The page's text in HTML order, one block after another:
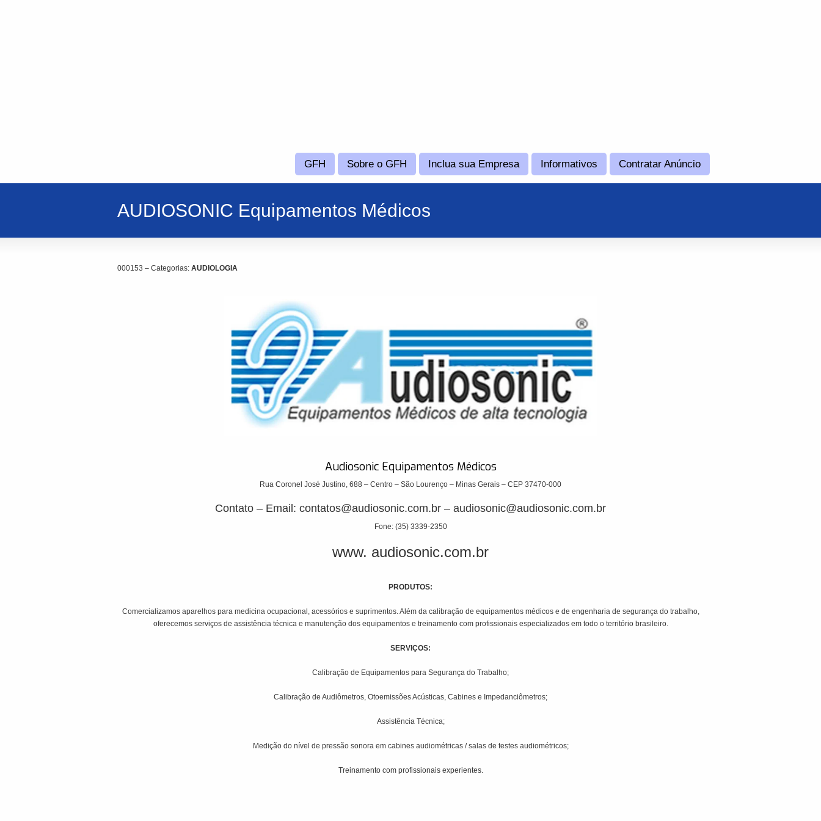
GFH Sobre o GFH Inclua sua Empresa Informativos Contratar Anúncio
AUDIOSONIC Equipamentos Médicos
000153 – Categorias: AUDIOLOGIA
Audiosonic Equipamentos Médicos
Rua Coronel José Justino, 688 – Centro – São Lourenço – Minas Gerais – CEP 37470-000
Contato – Email: contatos@audiosonic.com.br – audiosonic@audiosonic.com.br
Fone: (35) 3339-2350
www. audiosonic.com.br
PRODUTOS:
Comercializamos aparelhos para medicina ocupacional, acessórios e suprimentos. Além da calibração de equipamentos médicos e de engenharia de segurança do trabalho,
oferecemos serviços de assistência técnica e manutenção dos equipamentos e treinamento com profissionais especializados em todo o território brasileiro.
SERVIÇOS:
Calibração de Equipamentos para Segurança do Trabalho;
Calibração de Audiômetros, Otoemissões Acústicas, Cabines e Impedanciômetros;
Assistência Técnica;
Medição do nível de pressão sonora em cabines audiométricas / salas de testes audiométricos;
Treinamento com profissionais experientes.